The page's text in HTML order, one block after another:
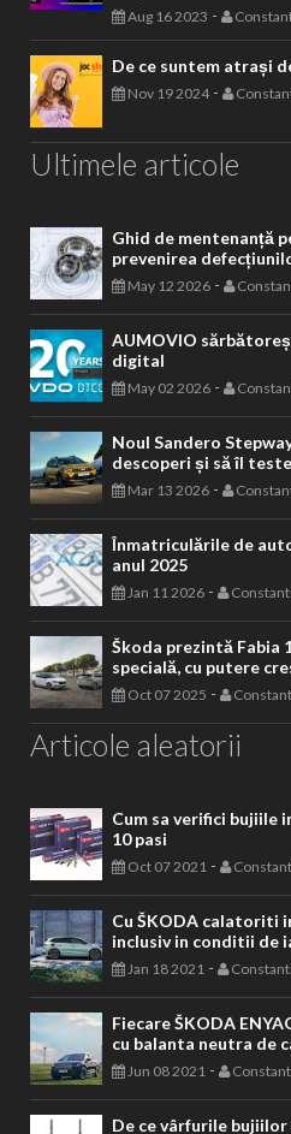
Aug 16 2023 -
De ce suntem atrași
Nov 19 2024-
Ultimele articole
Ghid de mentenanță
prevenirea
May 12 2026 -
AUMOVIO
digital
May 02 2026 -
Noul Sandero
descoperi și să îl
Mar 13 2026 -
Înmatriculările de
anul 2025
Jan 11 2026 -
Škoda prezintă Fabia
specială, cu putere
Oct 07 2025 -
Articole aleatorii
Cum sa verifici bujiile
10 pasi
Oct 07 2021 -
Cu ŠKODA calatoriti
inclusiv in conditii de
Jan 18 2021 -
Fiecare ŠKODA
cu balanta neutra de
Jun 08 2021 -
De ce vârfurile bujiilor